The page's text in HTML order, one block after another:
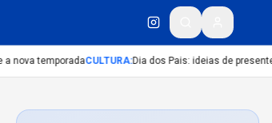
temporadaCULTURA:Dia dos Pais: ideias de